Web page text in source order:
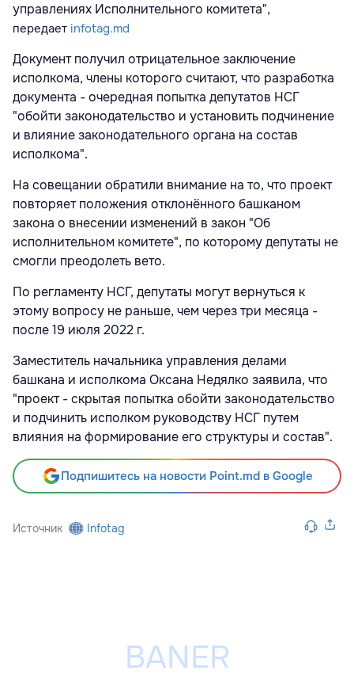
управлениях Исполнительного комитета",
передает infotag.md
Документ получил отрицательное заключение
исполкома, члены которого считают, что разработка
документа - очередная попытка депутатов НСГ
"обойти законодательство и установить подчинение
и влияние законодательного органа на состав
исполкома".
На совещании обратили внимание на то, что проект
повторяет положения отклонённого башканом
закона о внесении изменений в закон "Об
исполнительном комитете", по которому депутаты не
смогли преодолеть вето.
По регламенту НСГ, депутаты могут вернуться к
этому вопросу не раньше, чем через три месяца -
после 19 июля 2022 г.
Заместитель начальника управления делами
башкана и исполкома Оксана Недялко заявила, что
"проект - скрытая попытка обойти законодательство
и подчинить исполком руководству НСГ путем
влияния на формирование его структуры и состав".
Подпишитесь на новости Point.md в Google
Источник Infotag